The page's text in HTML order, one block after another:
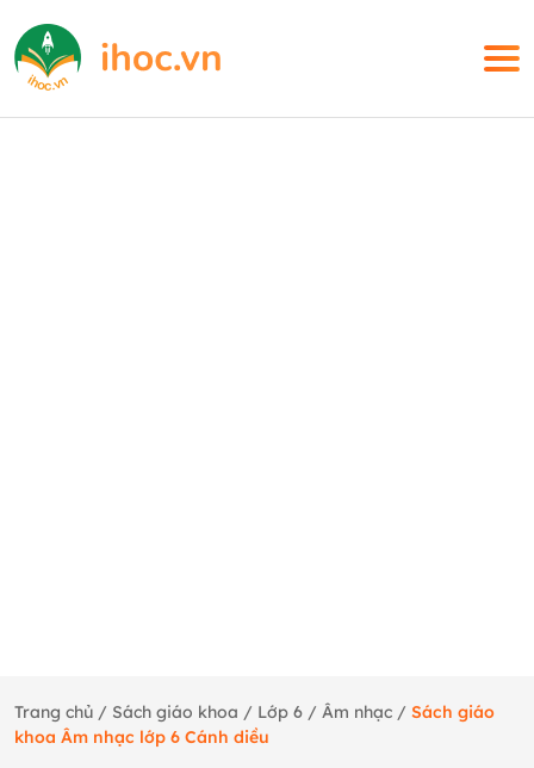
Trang chủ / Sách giáo khoa / Lớp 6 / Âm nhạc / Sách giáo
khoa Âm nhạc lớp 6 Cánh diều